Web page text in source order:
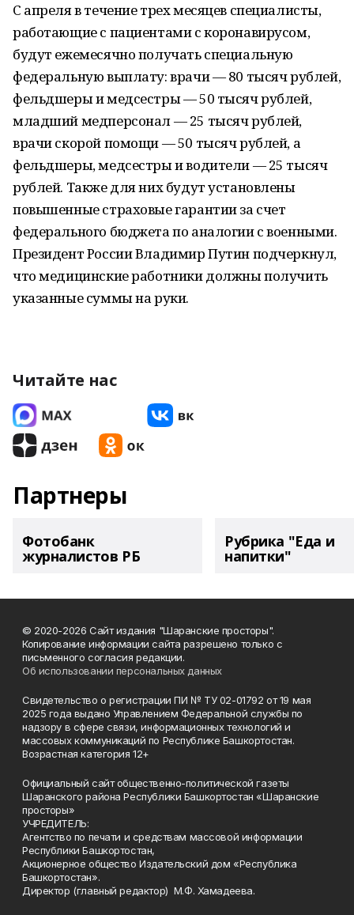
С апреля в течение трех месяцев специалисты,
работающие с пациентами с коронавирусом,
будут ежемесячно получать специальную
федеральную выплату: врачи — 80 тысяч рублей,
фельдшеры и медсестры — 50 тысяч рублей,
младший медперсонал — 25 тысяч рублей,
врачи скорой помощи — 50 тысяч рублей, а
фельдшеры, медсестры и водители — 25 тысяч
рублей. Также для них будут установлены
повышенные страховые гарантии за счет
федерального бюджета по аналогии с военными.
Президент России Владимир Путин подчеркнул,
что медицинские работники должны получить
указанные суммы на руки.
Читайте нас
Партнеры
Фотобанк
журналистов РБ
Рубрика "Еда и
напитки"
© 2020-2026 Сайт издания "Шаранские просторы".
Копирование информации сайта разрешено только с
письменного согласия редакции.
Об использовании персональных данных
Свидетельство о регистрации ПИ № ТУ 02-01792 от 19 мая
2025 года выдано Управлением Федеральной службы по
надзору в сфере связи, информационных технологий и
массовых коммуникаций по Республике Башкортостан.
Возрастная категория 12+
Официальный сайт общественно-политической газеты
Шаранского района Республики Башкортостан «Шаранские
просторы»
УЧРЕДИТЕЛЬ:
Агентство по печати и средствам массовой информации
Республики Башкортостан,
Акционерное общество Издательский дом «Республика
Башкортостан».
Директор (главный редактор) М.Ф. Хамадеева.